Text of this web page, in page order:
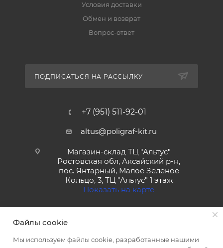
Условия доставки
Обмен и возврат
Вопрос-ответ
ПОДПИСАТЬСЯ НА РАССЫЛКУ
+7 (951) 511-92-01
altus@poligraf-kit.ru
Магазин-склад ТЦ "Альтус"
Ростовская обл, Аксайский р-н,
пос. Янтарный, Малое Зеленое
Кольцо, 3, ТЦ "Альтус" 1 этаж
Показать на карте
Файлы cookie
Мы используем файлы cookie, разработанные нашими